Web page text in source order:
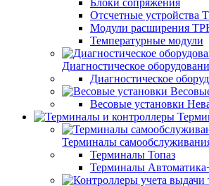
Блоки сопряжения
Отсчетные устройства
Модули расширения
Температурные модули
Диагностическое
Диагностическое
Весовые установки
Терминалы
Терминалы Топаз
Терминалы